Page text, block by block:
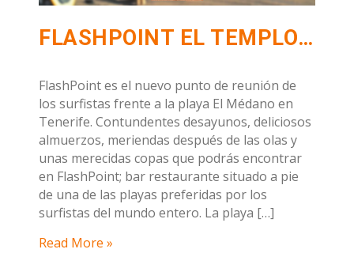
FLASHPOINT EL TEMPLO DE LOS SURFISTAS EN TENERIFE.
FlashPoint es el nuevo punto de reunión de
los surfistas frente a la playa El Médano en
Tenerife. Contundentes desayunos, deliciosos
almuerzos, meriendas después de las olas y
unas merecidas copas que podrás encontrar
en FlashPoint; bar restaurante situado a pie
de una de las playas preferidas por los
surfistas del mundo entero. La playa […]
Read More »